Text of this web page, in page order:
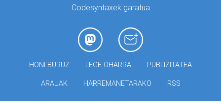
Codesyntaxek garatua
HONI BURUZ LEGE OHARRA PUBLIZITATEA
ARAUAK HARREMANETARAKO RSS